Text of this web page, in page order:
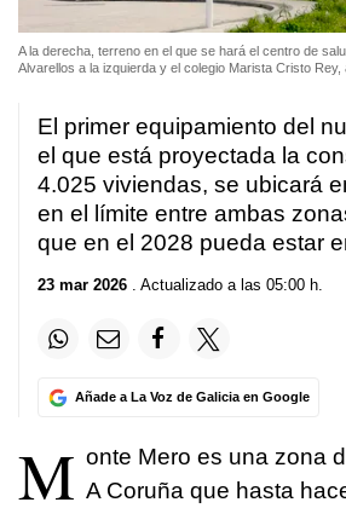
A la derecha, terreno en el que se hará el centro de
Alvarellos a la izquierda y el colegio Marista Cristo Rey,
El primer equipamiento del
el que está proyectada la
4.025 viviendas, se ubicará
en el límite entre ambas
que en el 2028 pueda estar
23 mar 2026 . Actualizado a las 05:00 h.
Añade a La Voz de Galicia en Google
M onte Mero es una zona
A Coruña que hasta